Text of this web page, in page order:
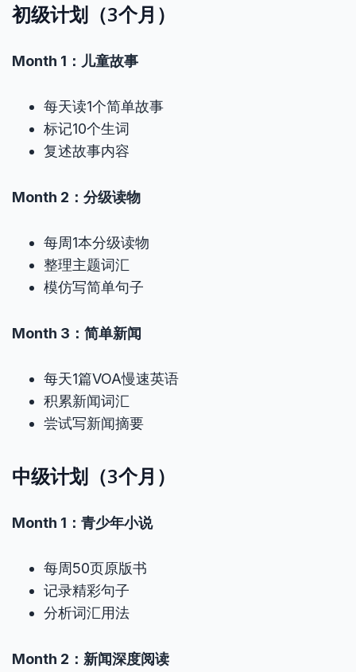
初级计划（3个月）
Month 1：儿童故事
每天读1个简单故事
标记10个生词
复述故事内容
Month 2：分级读物
每周1本分级读物
整理主题词汇
模仿写简单句子
Month 3：简单新闻
每天1篇VOA慢速英语
积累新闻词汇
尝试写新闻摘要
中级计划（3个月）
Month 1：青少年小说
每周50页原版书
记录精彩句子
分析词汇用法
Month 2：新闻深度阅读